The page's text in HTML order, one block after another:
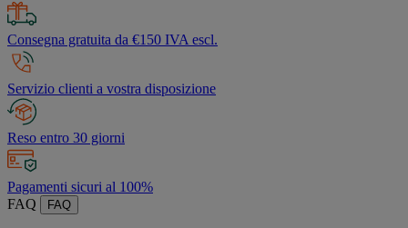
Consegna gratuita da €150 IVA escl.
Servizio clienti a vostra disposizione
Reso entro 30 giorni
Pagamenti sicuri al 100%
FAQ
FAQ